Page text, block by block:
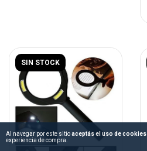
Al navegar por este sitioaceptás el uso de cookies
experiencia de compra.
SIN STOCK